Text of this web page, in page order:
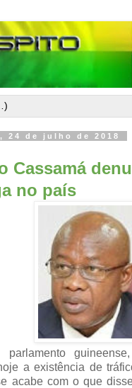
24 de julho de 2018
Cassamá
no país
a existência de
acabe com o que